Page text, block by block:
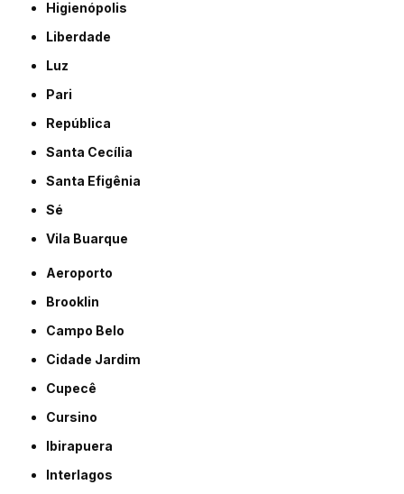
Higienópolis
Liberdade
Luz
Pari
República
Santa Cecília
Santa Efigênia
Sé
Vila Buarque
Aeroporto
Brooklin
Campo Belo
Cidade Jardim
Cupecê
Cursino
Ibirapuera
Interlagos